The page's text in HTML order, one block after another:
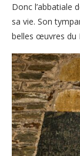
Donc l’abbatiale
sa vie. Son
belles œuvres du